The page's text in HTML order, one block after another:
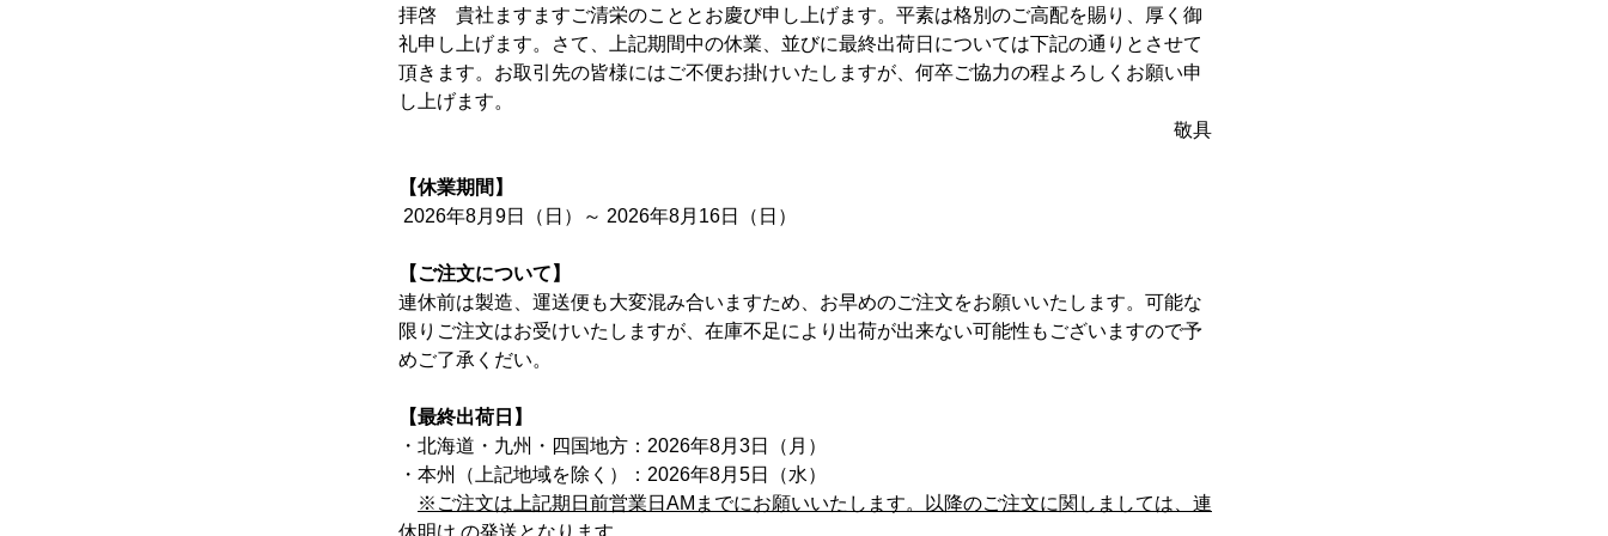
拝啓　貴社ますますご清栄のこととお慶び申し上げます。平素は格別のご高配を賜り、厚く御
礼申し上げます。さて、上記期間中の休業、並びに最終出荷日については下記の通りとさせて
頂きます。お取引先の皆様にはご不便お掛けいたしますが、何卒ご協力の程よろしくお願い申
し上げます。
敬具
【休業期間】
2026年8月9日（日）～ 2026年8月16日（日）
【ご注文について】
連休前は製造、運送便も大変混み合いますため、お早めのご注文をお願いいたします。可能な
限りご注文はお受けいたしますが、在庫不足により出荷が出来ない可能性もございますので予
めご了承くだい。
【最終出荷日】
・北海道・九州・四国地方：2026年8月3日（月）
・本州（上記地域を除く）：2026年8月5日（水）
※ご注文は上記期日前営業日AMまでにお願いいたします。以降のご注文に関しましては、連
休明け の発送となります。